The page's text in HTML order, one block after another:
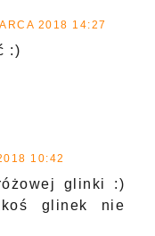
2018 14:27
:)
10:42
glinki :)
glinek nie